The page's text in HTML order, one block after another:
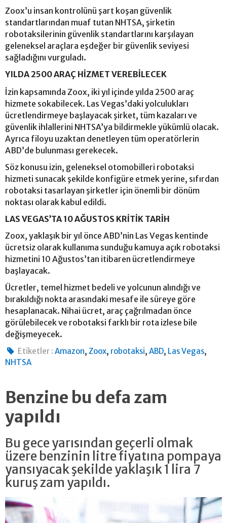
Zoox’u insan kontrolünü şart koşan güvenlik
standartlarından muaf tutan NHTSA, şirketin
robotaksilerinin güvenlik standartlarını karşılayan
geleneksel araçlara eşdeğer bir güvenlik seviyesi
sağladığını vurguladı.
YILDA 2500 ARAÇ HİZMET VEREBİLECEK
İzin kapsamında Zoox, iki yıl içinde yılda 2500 araç
hizmete sokabilecek. Las Vegas’daki yolculukları
ücretlendirmeye başlayacak şirket, tüm kazaları ve
güvenlik ihlallerini NHTSA’ya bildirmekle yükümlü olacak.
Ayrıca filoyu uzaktan denetleyen tüm operatörlerin
ABD’de bulunması gerekecek.
Söz konusu izin, geleneksel otomobilleri robotaksi
hizmeti sunacak şekilde konfigüre etmek yerine, sıfırdan
robotaksi tasarlayan şirketler için önemli bir dönüm
noktası olarak kabul edildi.
LAS VEGAS’TA 10 AĞUSTOS KRİTİK TARİH
Zoox, yaklaşık bir yıl önce ABD’nin Las Vegas kentinde
ücretsiz olarak kullanıma sunduğu kamuya açık robotaksi
hizmetini 10 Ağustos’tan itibaren ücretlendirmeye
başlayacak.
Ücretler, temel hizmet bedeli ve yolcunun alındığı ve
bırakıldığı nokta arasındaki mesafe ile süreye göre
hesaplanacak. Nihai ücret, araç çağrılmadan önce
görülebilecek ve robotaksi farklı bir rota izlese bile
değişmeyecek.
Etiketler : Amazon,Zoox, robotaksi,ABD, Las Vegas,
NHTSA
Benzine bu defa zam
yapıldı
Bu gece yarısından geçerli olmak
üzere benzinin litre fiyatına pompaya
yansıyacak şekilde yaklaşık 1 lira 7
kuruş zam yapıldı.